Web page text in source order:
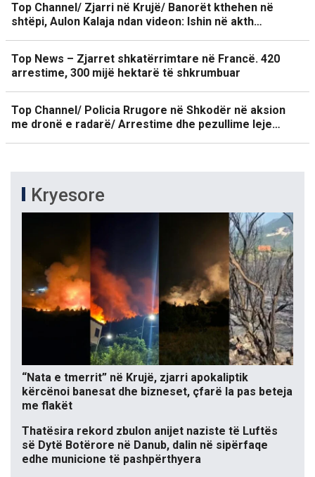
Top Channel/ Zjarri në Krujë/ Banorët kthehen në
shtëpi, Aulon Kalaja ndan videon: Ishin në akth…
Top News – Zjarret shkatërrimtare në Francë. 420
arrestime, 300 mijë hektarë të shkrumbuar
Top Channel/ Policia Rrugore në Shkodër në aksion
me dronë e radarë/ Arrestime dhe pezullime leje…
Kryesore
“Nata e tmerrit” në Krujë, zjarri apokaliptik
kërcënoi banesat dhe bizneset, çfarë la pas beteja
me flakët
Thatësira rekord zbulon anijet naziste të Luftës
së Dytë Botërore në Danub, dalin në sipërfaqe
edhe municione të pashpërthyera